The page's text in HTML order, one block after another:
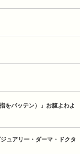
をバッテン）」お腹よわよ
ュアリー・ダーマ・ドクタ